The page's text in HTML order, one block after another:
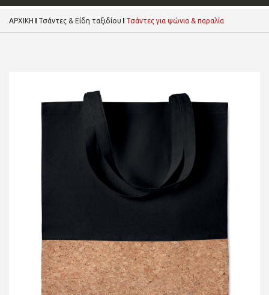
ΑΡΧΙΚΗ Τσάντες & Είδη ταξιδίου Τσάντες για ψώνια & παραλία